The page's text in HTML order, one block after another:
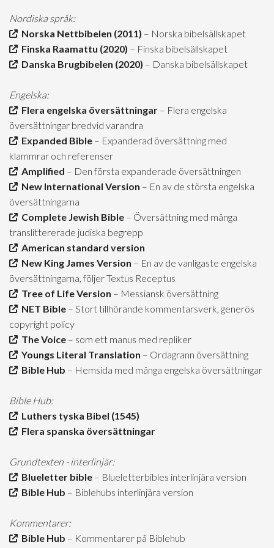
Nordiska språk:
Norska Nettbibelen (2011) – Norska bibelsällskapet
Finska Raamattu (2020) – Finska bibelsällskapet
Danska Brugbibelen (2020) – Danska bibelsällskapet
Engelska:
Flera engelska översättningar – Flera engelska
översättningar bredvid varandra
Expanded Bible – Expanderad översättning med
klammrar och referenser
Amplified – Den första expanderade översättningen
New International Version – En av de största engelska
översättningarna
Complete Jewish Bible – Översättning med många
translittererade judiska begrepp
American standard version
New King James Version – En av de vanligaste engelska
översättningarna, följer Textus Receptus
Tree of Life Version – Messiansk översättning
NET Bible – Stort tillhörande kommentarsverk, generös
copyright policy
The Voice – som ett manus med repliker
Youngs Literal Translation – Ordagrann översättning
Bible Hub – Hemsida med många engelska översättningar
Bible Hub:
Luthers tyska Bibel (1545)
Flera spanska översättningar
Grundtexten - interlinjär:
Blueletter bible – Blueletterbibles interlinjära version
Bible Hub – Biblehubs interlinjära version
Kommentarer:
Bible Hub – Kommentarer på Biblehub